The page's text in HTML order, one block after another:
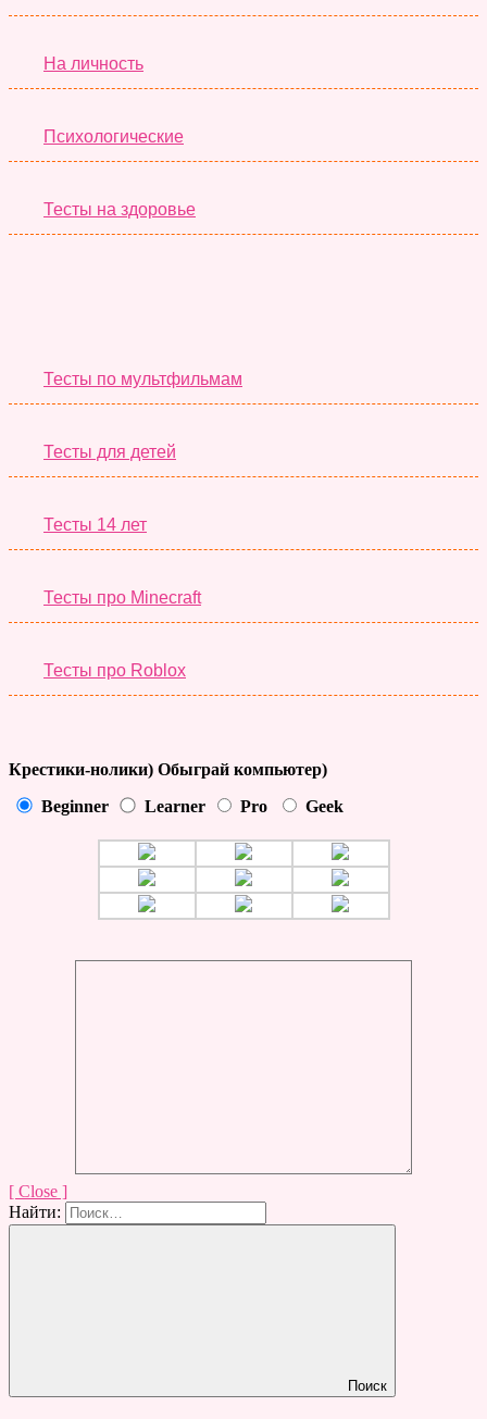
На личность
Психологические
Тесты на здоровье
Тесты по мультфильмам
Тесты для детей
Тесты 14 лет
Тесты про Minecraft
Тесты про Roblox
Крестики-нолики) Обыграй компьютер)
Beginner Learner Pro Geek
[ Close ]
Найти:
Поиск